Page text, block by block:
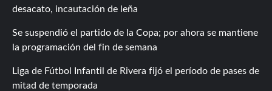
desacato, incautación de leña
Se suspendió el partido de la Copa; por ahora se mantiene
la programación del fin de semana
Liga de Fútbol Infantil de Rivera fijó el período de pases de
mitad de temporada